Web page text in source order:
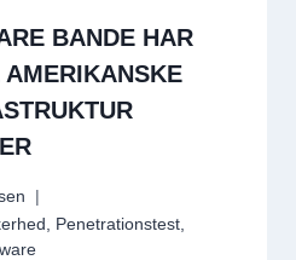
BANDE HAR
AMERIKANSKE
Penetrationstest